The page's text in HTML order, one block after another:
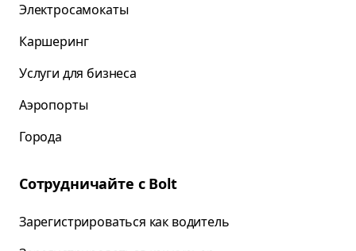
Электросамокаты
Каршеринг
Услуги для бизнеса
Аэропорты
Города
Сотрудничайте с Bolt
Зарегистрироваться как водитель